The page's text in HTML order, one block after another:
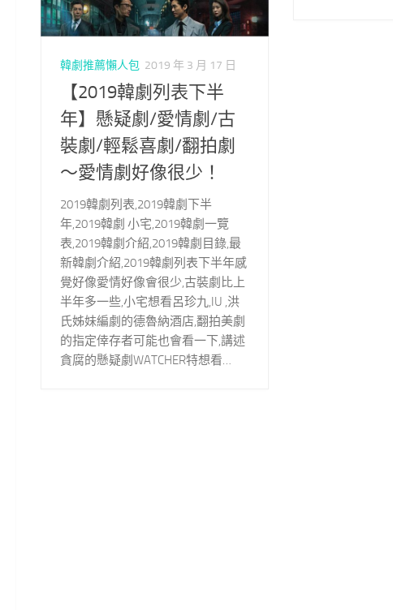
韓劇推薦懶人包 2019 年 3 月 17 日
【2019韓劇列表下半
年】懸疑劇/愛情劇/古
裝劇/輕鬆喜劇/翻拍劇
～愛情劇好像很少！
2019韓劇列表,2019韓劇下半
年,2019韓劇 小宅,2019韓劇一覽
表,2019韓劇介紹,2019韓劇目錄,最
新韓劇介紹,2019韓劇列表下半年感
覺好像愛情好像會很少,古裝劇比上
半年多一些,小宅想看呂珍九,IU ,洪
氏姊妹編劇的德魯納酒店,翻拍美劇
的指定倖存者可能也會看一下,講述
貪腐的懸疑劇WATCHER特想看…